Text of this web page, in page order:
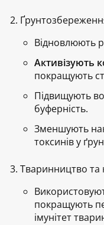
Відновлюють
Активізують
покращують
Підвищують
буферність.
Зменшують
токсинів у
Тваринництво
покращують
імунітет